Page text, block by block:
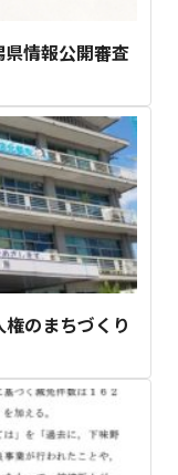
情報公開審査
のまちづくり